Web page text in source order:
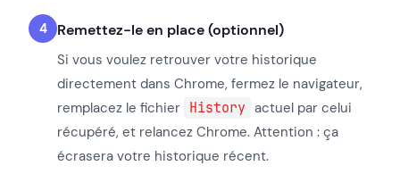
Remettez-le en place (optionnel)
Si vous voulez retrouver votre historique
directement dans Chrome, fermez le navigateur,
remplacez le fichier History actuel par celui
récupéré, et relancez Chrome. Attention : ça
écrasera votre historique récent.